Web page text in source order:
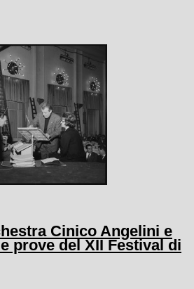
Cinico Angelini e
prove del XII Festival di